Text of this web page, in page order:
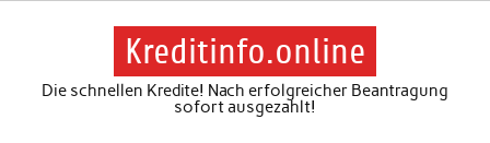
Skip
Kreditinfo.online
Die schnellen Kredite! Nach erfolgreicher Beantragung
sofort ausgezahlt!